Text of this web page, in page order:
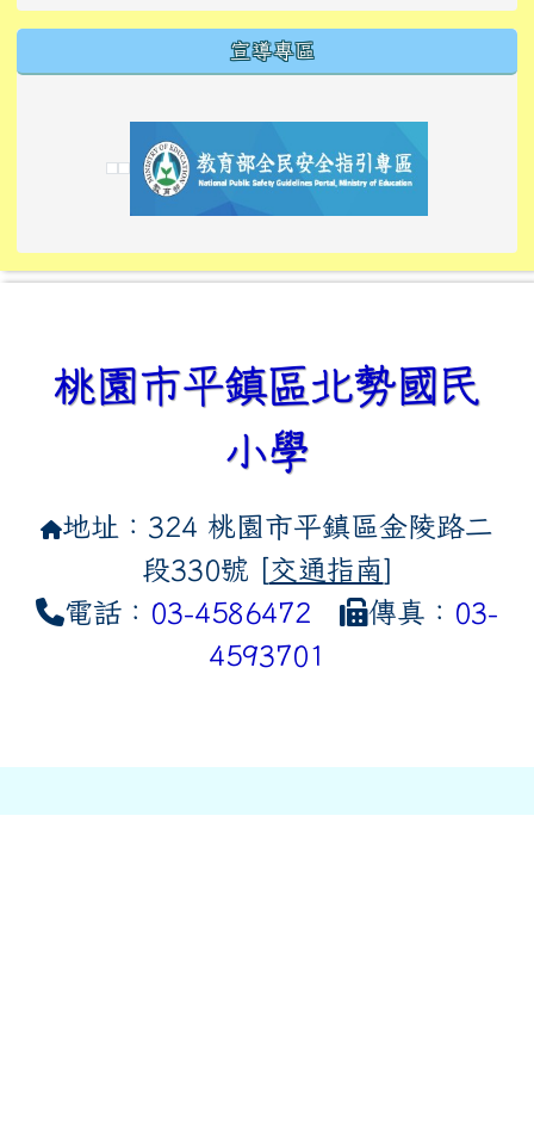
宣導專區
link to https://
link to https://10000.gov.tw/
link to https://
link to https://10000.gov.tw/
link to https://
link to https://
link to https://i.win.org.tw/
link to https://
link to https://
link to https://
link to https://
桃園市平鎮區北勢國民
小學
地址：324 桃園市平鎮區金陵路二
段330號 [交通指南]
電話： 03-4586472 傳真： 03-
4593701